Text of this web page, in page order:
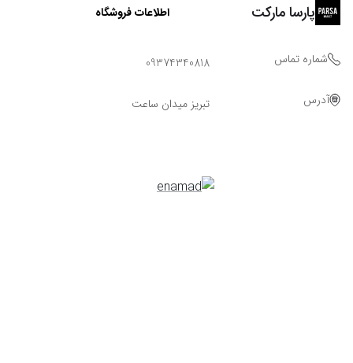
پارسا مارکت اطلاعات فروشگاه
شماره تماس 09374340818
آدرس تبریز میدان ساعت